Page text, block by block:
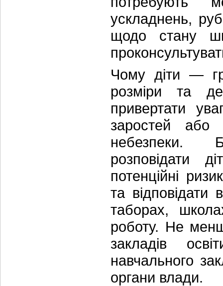
ускладнень,
щодо стану
Чому діти —
розміри та
привертати
заростей або
небезпеки.
розповідати
потенційні
та відповідати
таборах,
роботу. Не
закладів
навчального
органи влади.